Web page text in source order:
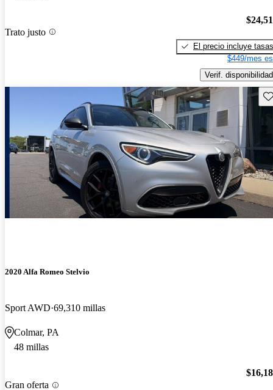
Trato justo
El precio incluye tasas
$449/mes
Verif. disponibilidad
2020 Alfa Romeo Stelvio
Sport AWD 69,310 millas
Colmar, PA
48 millas
Gran oferta